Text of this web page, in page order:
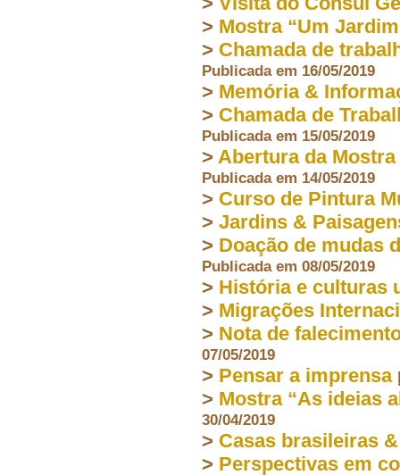
> Mostra “Um
> Chamada de
Publicada em 16/05/2019
> Memória &
> Chamada de
Publicada em 15/05/2019
> Abertura da
Publicada em 14/05/2019
> Curso de Pintura
> Jardins &
> Doação de mudas
Publicada em 08/05/2019
> História e culturas
> Migrações
> Nota de
07/05/2019
> Pensar a imprensa
> Mostra “As ideias
30/04/2019
> Casas brasileiras
> Perspectivas em